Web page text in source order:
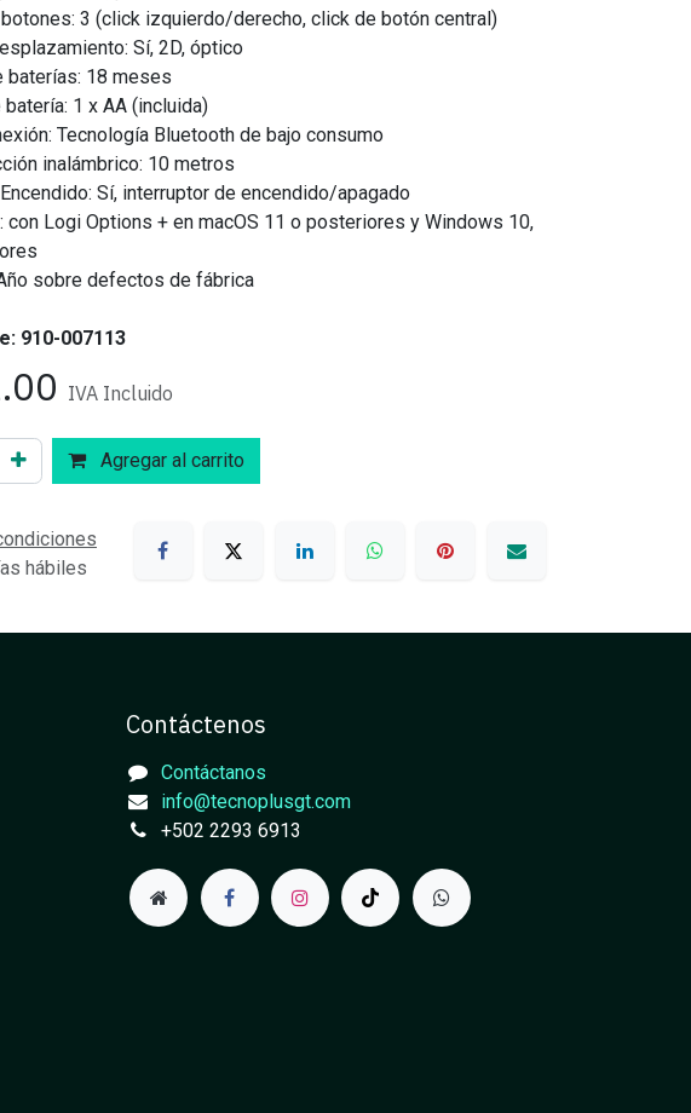
3 (click izquierdo/derecho, click de botón central)
Sí, 2D, óptico
baterías: 18 meses
1 x AA (incluida)
Tecnología Bluetooth de bajo consumo
inalámbrico: 10 metros
Sí, interruptor de encendido/apagado
con Logi Options + en macOS 11 o posteriores y Windows 10,
sobre defectos de fábrica
910-007113
IVA Incluido
Agregar al carrito
hábiles
Contáctenos
Contáctanos
info@tecnoplusgt.com
+502 2293 6913